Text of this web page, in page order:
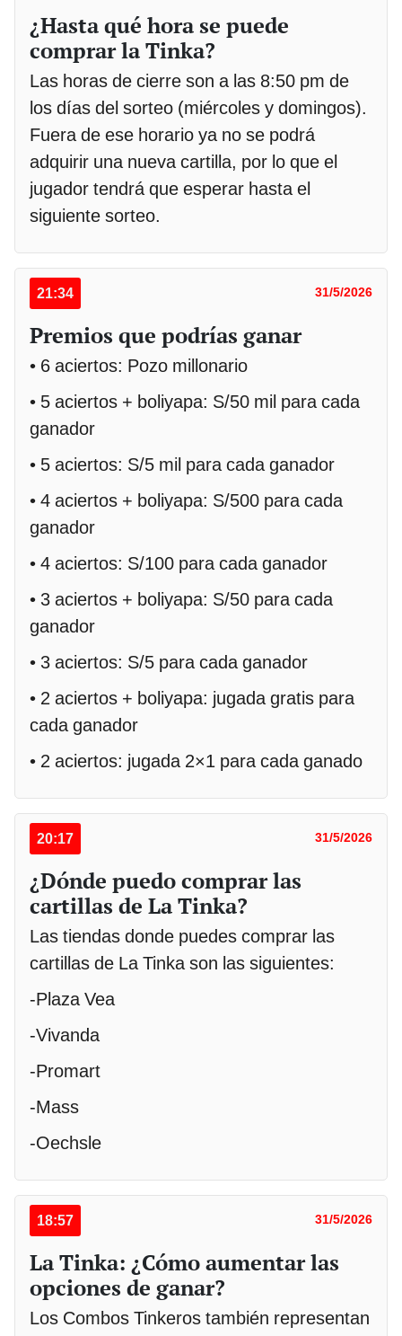
¿Hasta qué hora se puede
comprar la Tinka?
Las horas de cierre son a las 8:50 pm de
los días del sorteo (miércoles y domingos).
Fuera de ese horario ya no se podrá
adquirir una nueva cartilla, por lo que el
jugador tendrá que esperar hasta el
siguiente sorteo.
21:34 31/5/2026
Premios que podrías ganar
• 6 aciertos: Pozo millonario
• 5 aciertos + boliyapa: S/50 mil para cada
ganador
• 5 aciertos: S/5 mil para cada ganador
• 4 aciertos + boliyapa: S/500 para cada
ganador
• 4 aciertos: S/100 para cada ganador
• 3 aciertos + boliyapa: S/50 para cada
ganador
• 3 aciertos: S/5 para cada ganador
• 2 aciertos + boliyapa: jugada gratis para
cada ganador
• 2 aciertos: jugada 2×1 para cada ganado
20:17 31/5/2026
¿Dónde puedo comprar las
cartillas de La Tinka?
Las tiendas donde puedes comprar las
cartillas de La Tinka son las siguientes:
-Plaza Vea
-Vivanda
-Promart
-Mass
-Oechsle
18:57 31/5/2026
La Tinka: ¿Cómo aumentar las
opciones de ganar?
Los Combos Tinkeros también representan